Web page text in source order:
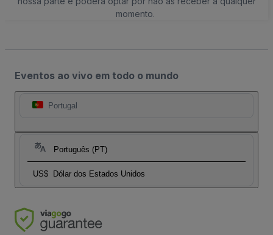
momento.
Eventos ao vivo em todo o mundo
Portugal
Português (PT)
US$ Dólar dos Estados Unidos